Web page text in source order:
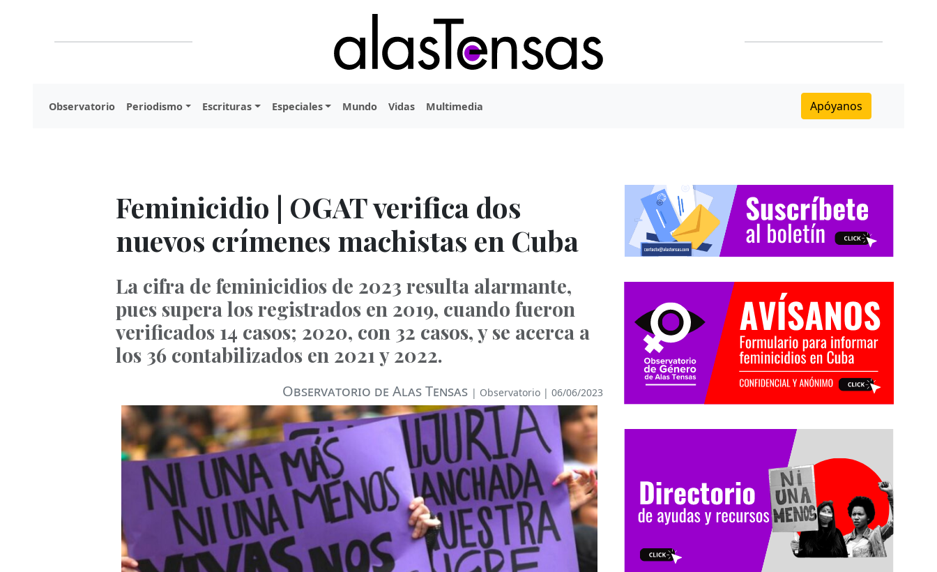
Observatorio Periodismo Escrituras Especiales Mundo Vidas Multimedia Apóyanos
Feminicidio | OGAT verifica dos
nuevos crímenes machistas en Cuba
La cifra de feminicidios de 2023 resulta alarmante,
pues supera los registrados en 2019, cuando fueron
verificados 14 casos; 2020, con 32 casos, y se acerca a
los 36 contabilizados en 2021 y 2022.
Observatorio de Alas Tensas | Observatorio | 06/06/2023